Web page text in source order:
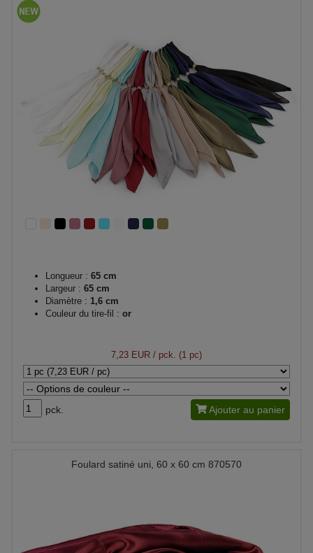
Longueur : 65 cm
Largeur : 65 cm
Diamètre : 1,6 cm
Couleur du tire-fil : or
7,23 EUR / pck. (1 pc)
pck. Ajouter au panier
Foulard satiné uni, 60 x 60 cm 870570